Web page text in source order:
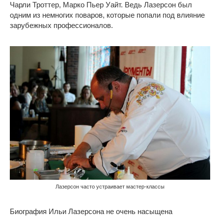
Чарли Троттер, Марко Пьер Уайт. Ведь Лазерсон был
одним из немногих поваров, которые попали под влияние
зарубежных профессионалов.
Лазерсон часто устраивает мастер-классы
Биография Ильи Лазерсона не очень насыщена